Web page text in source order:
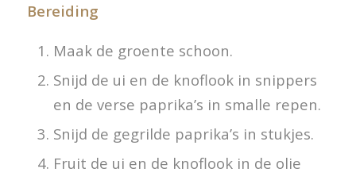
Bereiding
Maak de groente schoon.
Snijd de ui en de knoflook in snippers
en de verse paprika’s in smalle repen.
Snijd de gegrilde paprika’s in stukjes.
Fruit de ui en de knoflook in de olie